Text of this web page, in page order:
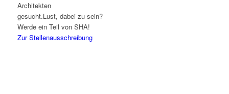
Architekten
gesucht.Lust, dabei zu sein?
Werde ein Teil von SHA!
Zur Stellenausschreibung